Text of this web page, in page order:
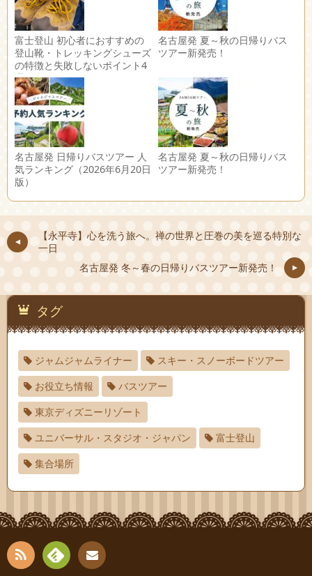
富士登山 初心者におすすめの
登山靴・トレッキングシューズ
の特徴と失敗しないポイント4
選
名古屋発 夏～秋の日帰りバス
ツアー新発売！
名古屋発 日帰りバスツアー 人
気ランキング（2026年6月20日
版）
名古屋発 夏～秋の日帰りバス
ツアー新発売！
【永平寺】心を洗う旅へ。禅の世界と圧巻の美を巡る特別な
一日
名古屋発 冬～春の日帰りバスツアー新発売！
タグ
ジャムジャムライナー
スキー・スノーボードツアー
お役立ち情報
バスツアー
東京ディズニーリゾート
ユニバーサル・スタジオ・ジャパン
富士登山
集合場所